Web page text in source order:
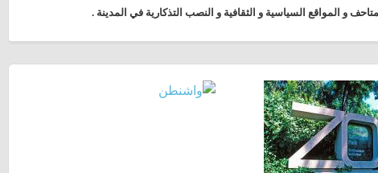
و المواقع السياسية و الثقافية و النصب التذكارية في المدينة.